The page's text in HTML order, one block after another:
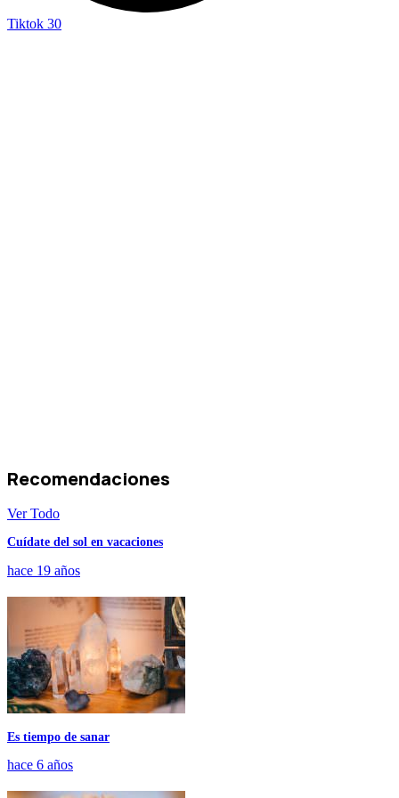
Tiktok 30
Recomendaciones
Ver Todo
Cuídate del sol en vacaciones
hace 19 años
Es tiempo de sanar
hace 6 años